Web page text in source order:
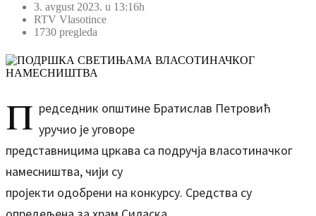
3. avgust 2023. u 13:16h
RTV Vlasotince
1730 pregleda
П редседник општине Братислав Петровић
уручио је уговоре
представницима цркава са подручја власотиначког
намесништва, чији су
пројекти одобрени на конкурсу. Средства су